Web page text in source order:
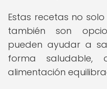
Estas recetas no
también son
pueden ayudar a
forma saludable,
alimentación